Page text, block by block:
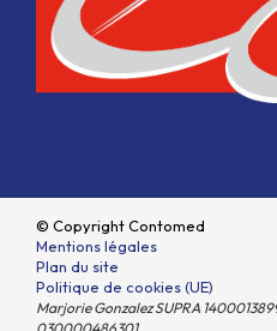
© Copyright Contomed
Mentions légales
Plan du site
Politique de cookies (UE)
Marjorie Gonzalez SUPRA
030000486301